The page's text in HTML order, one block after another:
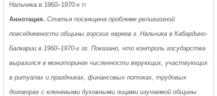
Нальчика в 1960–1970-х гг
Аннотация. Статья посвящена проблеме религиозной
повседневности общины горских евреев г. Нальчика в Кабардино-
Балкарии в 1960–1970-х гг. Показано, что контроль государства
выразился в мониторинге численности верующих, участвующих
в ритуалах и праздниках, финансовых потоках, трудовых
договорах с ключевыми духовными лицами изучаемой общины.